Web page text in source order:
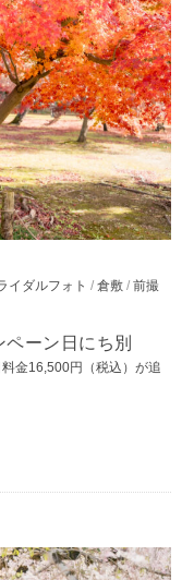
イダルフォト / 倉敷/ 前撮
ーン日にち別
金16,500円（税込）が追